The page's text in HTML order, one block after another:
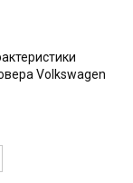
Volkswagen